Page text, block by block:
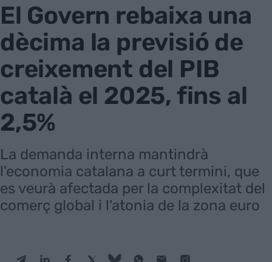
El Govern rebaixa una
dècima la previsió de
creixement del PIB
català el 2025, fins al
2,5%
La demanda interna mantindrà
l'economia catalana a curt termini, que
es veurà afectada per la complexitat del
comerç global i l'atonia de la zona euro